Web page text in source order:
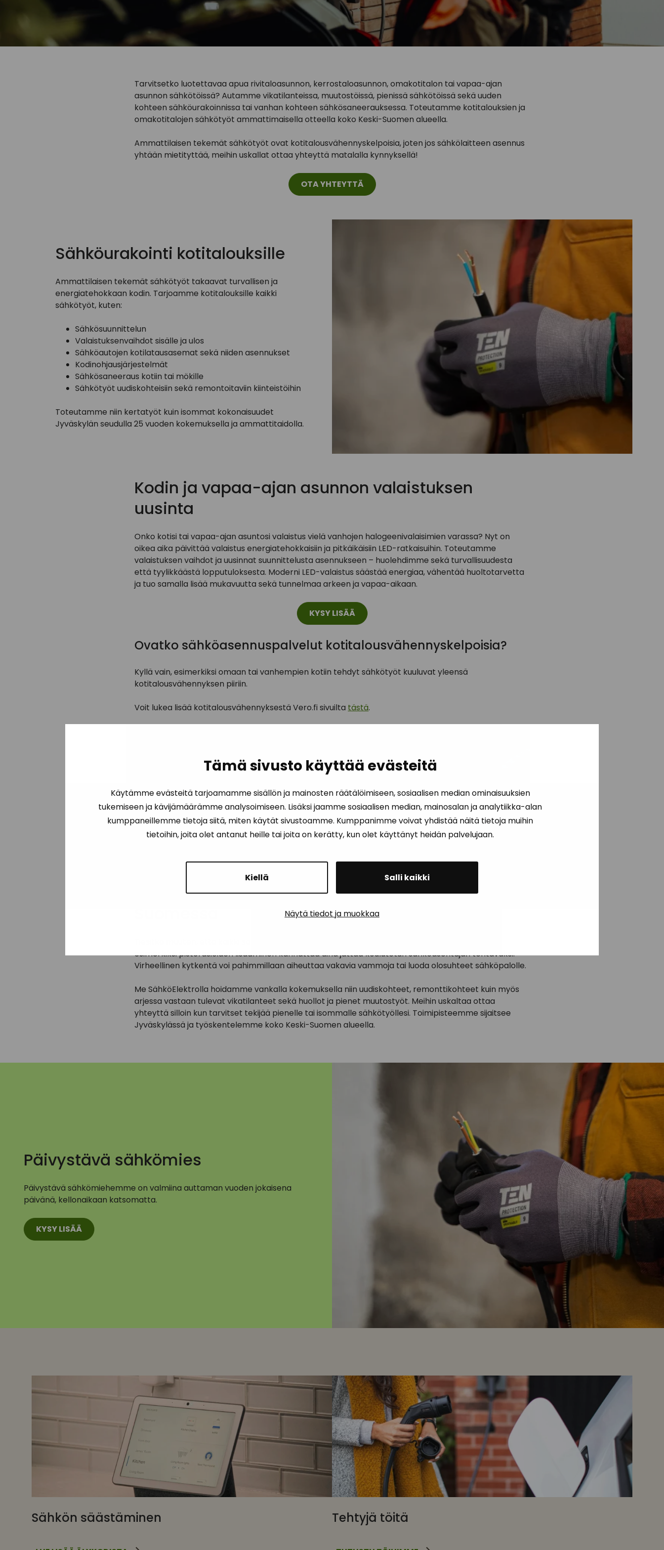
Tämä sivusto käyttää evästeitä
Käytämme evästeitä tarjoamamme sisällön ja mainosten räätälöimiseen, sosiaalisen median ominaisuuksien
tukemiseen ja kävijämäärämme analysoimiseen. Lisäksi jaamme sosiaalisen median, mainosalan ja analytiikka-alan
kumppaneillemme tietoja siitä, miten käytät sivustoamme. Kumppanimme voivat yhdistää näitä tietoja muihin
tietoihin, joita olet antanut heille tai joita on kerätty, kun olet käyttänyt heidän palvelujaan.
Kiellä Salli kaikki
Näytä tiedot ja muokkaa
Tarvitsetko luotettavaa apua rivitaloasunnon, kerrostaloasunnon, omakotitalon tai vapaa-ajan
asunnon sähkötöissä? Autamme vikatilanteissa, muutostöissä, pienissä sähkötöissä sekä uuden
kohteen sähköurakoinnissa tai vanhan kohteen sähkösaneerauksessa. Toteutamme kotitalouksien ja
omakotitalojen sähkötyöt ammattimaisella otteella koko Keski-Suomen alueella.
Ammattilaisen tekemät sähkötyöt ovat kotitalousvähennyskelpoisia, joten jos sähkölaitteen asennus
yhtään mietityttää, meihin uskallat ottaa yhteyttä matalalla kynnyksellä!
OTA YHTEYTTÄ
Sähköurakointi kotitalouksille
Ammattilaisen tekemät sähkötyöt takaavat turvallisen ja
energiatehokkaan kodin. Tarjoamme kotitalouksille kaikki
sähkötyöt, kuten:
Sähkösuunnittelun
Valaistuksenvaihdot sisälle ja ulos
Sähköautojen kotilatausasemat sekä niiden asennukset
Kodinohjausjärjestelmät
Sähkösaneeraus kotiin tai mökille
Sähkötyöt uudiskohteisiin sekä remontoitaviin kiinteistöihin
Toteutamme niin kertatyöt kuin isommat kokonaisuudet
Jyväskylän seudulla 25 vuoden kokemuksella ja ammattitaidolla.
Kodin ja vapaa-ajan asunnon valaistuksen
uusinta
Onko kotisi tai vapaa-ajan asuntosi valaistus vielä vanhojen halogeenivalaisimien varassa? Nyt on
oikea aika päivittää valaistus energiatehokkaisiin ja pitkäikäisiin LED-ratkaisuihin. Toteutamme
valaistuksen vaihdot ja uusinnat suunnittelusta asennukseen – huolehdimme sekä turvallisuudesta
että tyylikkäästä lopputuloksesta. Moderni LED-valaistus säästää energiaa, vähentää huoltotarvetta
ja tuo samalla lisää mukavuutta sekä tunnelmaa arkeen ja vapaa-aikaan.
KYSY LISÄÄ
Ovatko sähköasennuspalvelut kotitalousvähennyskelpoisia?
Kyllä vain, esimerkiksi omaan tai vanhempien kotiin tehdyt sähkötyöt kuuluvat yleensä
kotitalousvähennyksen piiriin.
Voit lukea lisää kotitalousvähennyksestä Vero.fi sivuilta tästä.
Omakotitalon sähkötyöt Jyväskylässä ja Keski-
esimerkiksi pistorasioiden lisääminen kannattaa aina jättää koulutetun sähköasentajan tehtäväksi.
Virheellinen kytkentä voi pahimmillaan aiheuttaa vakavia vammoja tai luoda olosuhteet sähköpalolle.
Me SähköElektrolla hoidamme vankalla kokemuksella niin uudiskohteet, remonttikohteet kuin myös
arjessa vastaan tulevat vikatilanteet sekä huollot ja pienet muutostyöt. Meihin uskaltaa ottaa
yhteyttä silloin kun tarvitset tekijää pienelle tai isommalle sähkötyöllesi. Toimipisteemme sijaitsee
Jyväskylässä ja työskentelemme koko Keski-Suomen alueella.
Päivystävä sähkömies
Päivystävä sähkömiehemme on valmiina auttaman vuoden jokaisena
päivänä, kellonaikaan katsomatta.
KYSY LISÄÄ
Sähkön säästäminen Tehtyjä töitä